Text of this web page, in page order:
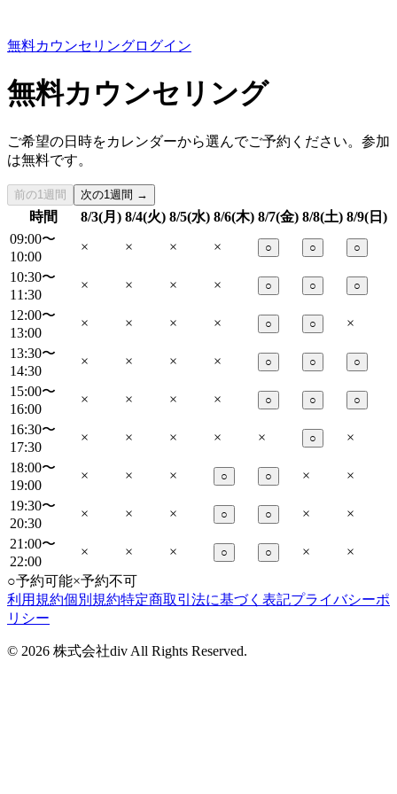
無料カウンセリングログイン
無料カウンセリング
ご希望の日時をカレンダーから選んでご予約ください。参加
は無料です。
前の1週間 次の1週間 →
時間 8/3(月) 8/4(火) 8/5(水) 8/6(木) 8/7(金) 8/8(土) 8/9(日)
09:00〜
10:00
× × × × ○ ○ ○
10:30〜
11:30
× × × × ○ ○ ○
12:00〜
13:00
× × × × ○ ○
×
13:30〜
14:30
× × × × ○ ○ ○
15:00〜
16:00
× × × × ○ ○ ○
16:30〜
17:30
× × × × × ○
×
18:00〜
19:00
× × × ○ ○ ×
×
19:30〜
20:30
× × × ○ ○ ×
×
21:00〜
22:00
× × × ○ ○ ×
×
○予約可能×予約不可
利用規約個別規約特定商取引法に基づく表記プライバシーポ
リシー
© 2026 株式会社div All Rights Reserved.